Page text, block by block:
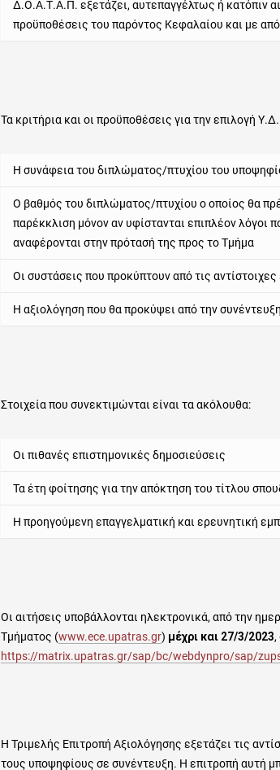
Δ.Ο.Α.Τ.Α.Π. εξετάζει, αυτεπαγγέλτως ή κατόπιν
προϋποθέσεις του παρόντος Κεφαλαίου και με
Τα κριτήρια και οι προϋποθέσεις για την επιλογή
Η συνάφεια του διπλώματος/πτυχίου του
Ο βαθμός του διπλώματος/πτυχίου ο οποίος θα
παρέκκλιση μόνον αν υφίστανται επιπλέον λόγοι
αναφέρονται στην πρότασή της προς το Τμήμα
Οι συστάσεις που προκύπτουν από τις αντίστοιχες
Η αξιολόγηση που θα προκύψει από την
Στοιχεία που συνεκτιμώνται είναι τα ακόλουθα:
Οι πιθανές επιστημονικές δημοσιεύσεις
Τα έτη φοίτησης για την απόκτηση του τίτλου
Η προηγούμενη επαγγελματική και ερευνητική
Οι αιτήσεις υποβάλλονται ηλεκτρονικά, από την
Τμήματος (www.ece.upatras.gr) μέχρι και 27/3/2023,
https://matrix.upatras.gr/sap/bc/webdynpro/sap/
Η Τριμελής Επιτροπή Αξιολόγησης εξετάζει τις
τους υποψηφίους σε συνέντευξη. Η επιτροπή αυτή